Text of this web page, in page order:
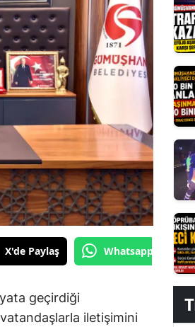
Edirne
Elazığ
Erzincan
Erzurum
Eskişehir
Gaziantep
Giresun
Gümüşhane
Hakkari
Isparta
X'de Paylaş Whatsapp'tan
geçirdiği
iletişimini